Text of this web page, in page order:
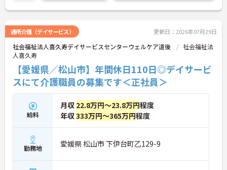
■ 日勤中心で働きやすい環境
生活リズムを整えながら働きやすい環境です
・8:00～17:00または8:30～17:30勤務です
・夜勤の記載はありません
・週休2日制です
→ プライベートとの両立を目指しやすい環境です♪
■ 専門資格を活かして活躍
ケアマネジャーとして専門性を発揮しやすい環境で
・ケアプラン作成を担当できます
通所介護（デイサービス） 更新日：2026年07月29日
社会福祉法人喜久寿デイサービスセンターウェルケア道後
社会福祉法
人喜久寿
【愛媛県／松山市】年間休日110日◎デイサービ
スにて介護職員の募集です＜正社員＞
給料
月収 22.8万円～23.8万円程度
年収333万円～365万円程度
勤務地 愛媛県 松山市 下伊台町乙129-9